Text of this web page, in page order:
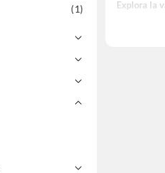
(1) Explora la